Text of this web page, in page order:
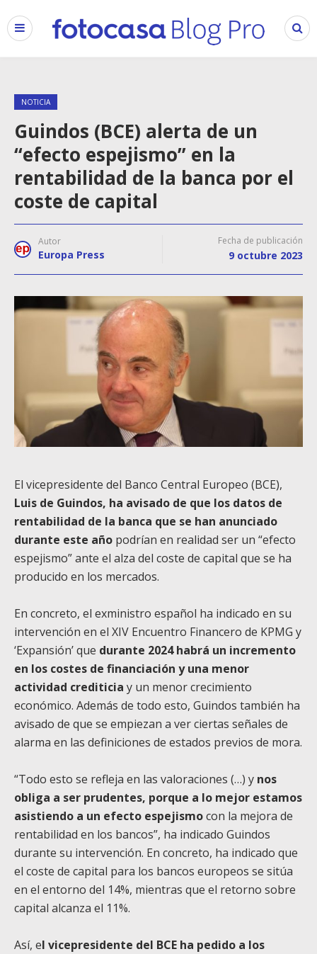
NOTICIA
Guindos (BCE) alerta de un
“efecto espejismo” en la
rentabilidad de la banca por el
coste de capital
Autor
Europa Press
Fecha de publicación
9 octubre 2023
El vicepresidente del Banco Central Europeo (BCE),
Luis de Guindos, ha avisado de que los datos de
rentabilidad de la banca que se han anunciado
durante este año podrían en realidad ser un “efecto
espejismo” ante el alza del coste de capital que se ha
producido en los mercados.
En concreto, el exministro español ha indicado en su
intervención en el XIV Encuentro Financero de KPMG y
‘Expansión’ que durante 2024 habrá un incremento
en los costes de financiación y una menor
actividad crediticia y un menor crecimiento
económico. Además de todo esto, Guindos también ha
avisado de que se empiezan a ver ciertas señales de
alarma en las definiciones de estados previos de mora.
“Todo esto se refleja en las valoraciones (…) y nos
obliga a ser prudentes, porque a lo mejor estamos
asistiendo a un efecto espejismocon la mejora de
rentabilidad en los bancos”, ha indicado Guindos
durante su intervención. En concreto, ha indicado que
el coste de capital para los bancos europeos se sitúa
en el entorno del 14%, mientras que el retorno sobre
capital alcanza el 11%.
Así, el vicepresidente del BCE ha pedido a los